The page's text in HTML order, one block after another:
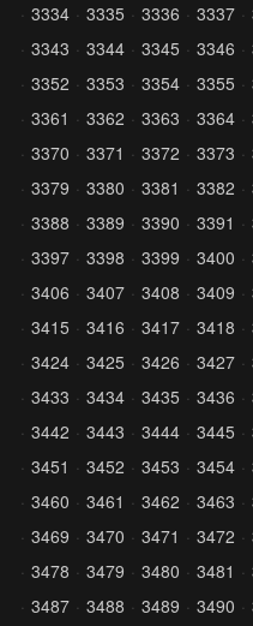
3334
3335 3336 3337
3343
3344 3345 3346
3352
3353 3354 3355
3361
3362 3363 3364
3370
3371 3372 3373
3379
3380 3381 3382
3388
3389 3390 3391
3397
3398 3399 3400
3406
3407 3408 3409
3415
3416 3417 3418
3424
3425 3426 3427
3433
3434 3435 3436
3442
3443 3444 3445
3451
3452 3453 3454
3460
3461 3462 3463
3469
3470 3471 3472
3478
3479 3480 3481
3487
3488 3489 3490